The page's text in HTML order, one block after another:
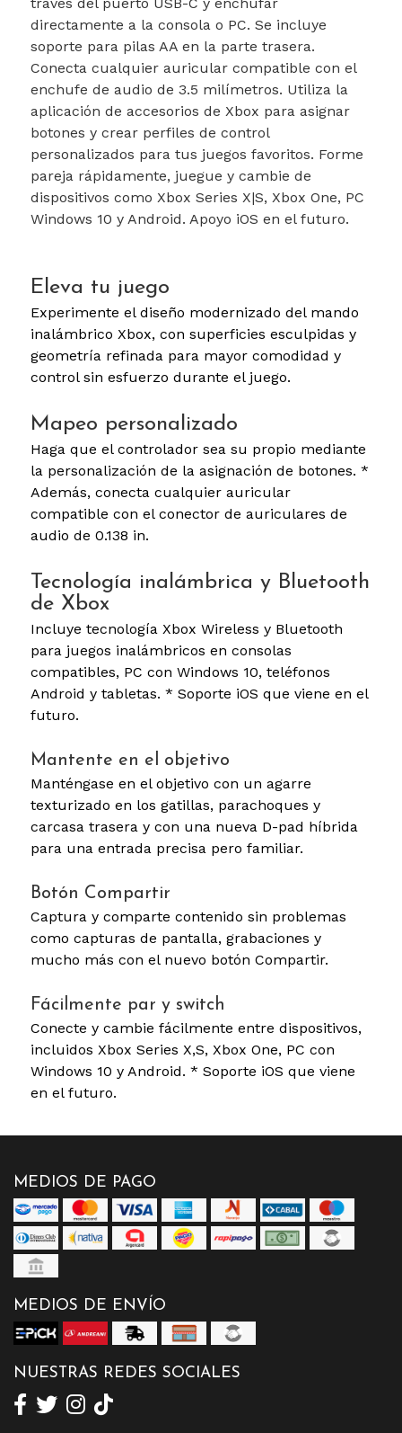
directamente a la consola o PC. Se incluye
soporte para pilas AA en la parte trasera.
Conecta cualquier auricular compatible con el
enchufe de audio de 3.5 milímetros. Utiliza la
aplicación de accesorios de Xbox para asignar
botones y crear perfiles de control
personalizados para tus juegos favoritos. Forme
pareja rápidamente, juegue y cambie de
dispositivos como Xbox Series X|S, Xbox One, PC
Windows 10 y Android. Apoyo iOS en el futuro.
Eleva tu juego
Experimente el diseño modernizado del mando
inalámbrico Xbox, con superficies esculpidas y
geometría refinada para mayor comodidad y
control sin esfuerzo durante el juego.
Mapeo personalizado
Haga que el controlador sea su propio mediante
la personalización de la asignación de botones. *
Además, conecta cualquier auricular
compatible con el conector de auriculares de
audio de 0.138 in.
Tecnología inalámbrica y Bluetooth
de Xbox
Incluye tecnología Xbox Wireless y Bluetooth
para juegos inalámbricos en consolas
compatibles, PC con Windows 10, teléfonos
Android y tabletas. * Soporte iOS que viene en el
futuro.
Mantente en el objetivo
Manténgase en el objetivo con un agarre
texturizado en los gatillas, parachoques y
carcasa trasera y con una nueva D-pad híbrida
para una entrada precisa pero familiar.
Botón Compartir
Captura y comparte contenido sin problemas
como capturas de pantalla, grabaciones y
mucho más con el nuevo botón Compartir.
Fácilmente par y switch
Conecte y cambie fácilmente entre dispositivos,
incluidos Xbox Series X,S, Xbox One, PC con
Windows 10 y Android. * Soporte iOS que viene
en el futuro.
MEDIOS DE PAGO
MEDIOS DE ENVÍO
NUESTRAS REDES SOCIALES